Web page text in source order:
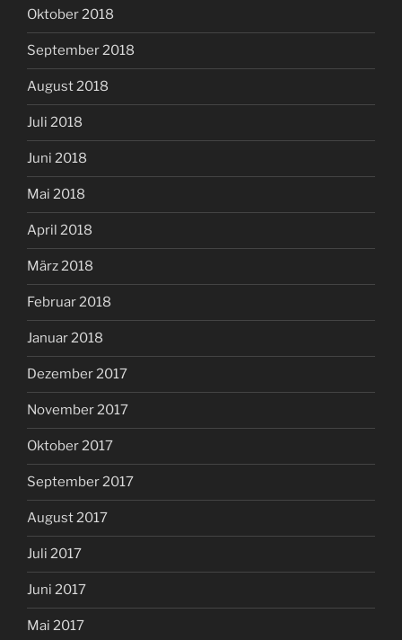
Oktober 2018
September 2018
August 2018
Juli 2018
Juni 2018
Mai 2018
April 2018
März 2018
Februar 2018
Januar 2018
Dezember 2017
November 2017
Oktober 2017
September 2017
August 2017
Juli 2017
Juni 2017
Mai 2017